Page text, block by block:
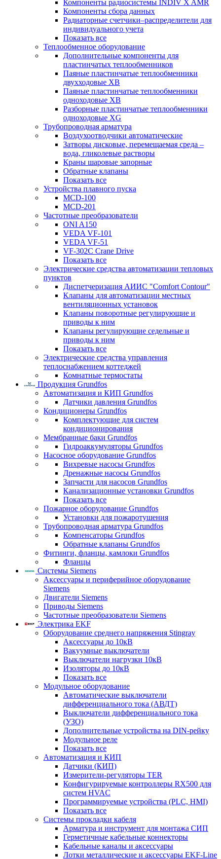
Компоненты радиосистемы INDIV X AMR
Компоненты сбора данных
Радиаторные счетчики–распределители для
индивидуального учета
Показать все
Теплообменное оборудование
Дополнительные компоненты для
пластинчатых теплообменников
Паяные пластинчатые теплообменники
двухходовые XB
Паяные пластинчатые теплообменники
одноходовые ХВ
Разборные пластинчатые теплообменники
одноходовые ХG
Трубопроводная арматура
Воздухоотводчики автоматические
Затворы дисковые, перемещаемая среда –
вода, гликолевые растворы
Краны шаровые запорные
Обратные клапаны
Показать все
Устройства плавного пуска
MCD-100
MCD-201
Частотные преобразователи
ONI A150
VEDA VF-101
VEDA VF-51
VF-302C Crane Drive
Показать все
Электрические средства автоматизации тепловых
пунктов
Диспетчеризация АИИС "Comfort Contour"
Клапаны для автоматизации местных
вентиляционных установок
Клапаны поворотные регулирующие и
приводы к ним
Клапаны регулирующие седельные и
приводы к ним
Показать все
Электрические средства управления
теплоснабжением коттеджей
Комнатные термостаты
Продукция Grundfos
Автоматизация и КИП Grundfos
Датчики давления Grundfos
Кондиционеры Grundfos
Комплектующие для систем
кондиционирования
Мембранные баки Grundfos
Гидроаккумуляторы Grundfos
Насосное оборудование Grundfos
Вихревые насосы Grundfos
Дренажные насосы Grundfos
Запчасти для насосов Grundfos
Канализационные установки Grundfos
Показать все
Пожарное оборудование Grundfos
Установки для пожаротушения
Трубопроводная арматура Grundfos
Компенсаторы Grundfos
Обратные клапаны Grundfos
Фитинги, фланцы, камлоки Grundfos
Фланцы
Системы Siemens
Аксессуары и периферийное оборудование
Siemens
Двигатели Siemens
Приводы Siemens
Частотные преобразователи Siemens
Электрика EKF
Оборудование среднего напряжения Stingray
Аксессуары до 10кВ
Вакуумные выключатели
Выключатели нагрузки 10кВ
Изоляторы до 10кВ
Показать все
Модульное оборудование
Автоматические выключатели
дифференциального тока (АВДТ)
Выключатели дифференциального тока
(УЗО)
Дополнительные устройства на DIN-рейку
Модульное реле
Показать все
Автоматизация и КИП
Датчики (КИП)
Измерители-регуляторы TER
Конфигурируемые контроллеры RX500 для
систем HVAC
Программируемые устройства (PLC, HMI)
Показать все
Системы прокладки кабеля
Арматура и инструмент для монтажа СИП
Герметичные кабельные коннекторы
Кабельные каналы и аксессуары
Лотки металлические и аксессуары EKF-Line